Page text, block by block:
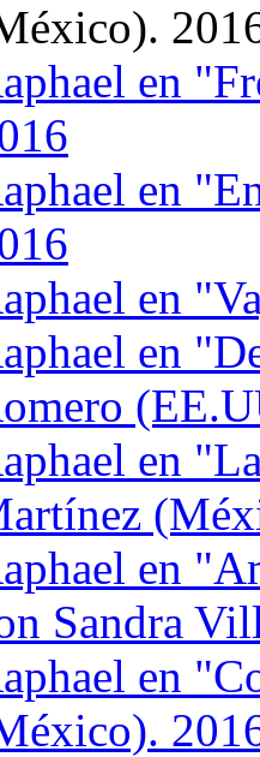
en
en
en
en
en
en
Sandra
en